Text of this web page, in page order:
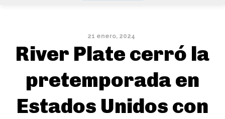
21 enero, 2024
River Plate cerró la
pretemporada en
Estados Unidos con